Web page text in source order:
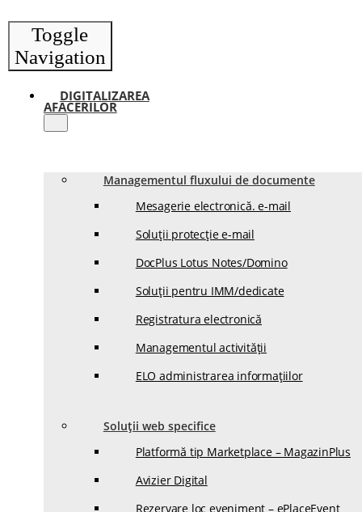
Toggle
Navigation
DIGITALIZAREA
AFACERILOR
Managementul fluxului de documente
Mesagerie electronică. e-mail
Soluții protecție e-mail
DocPlus Lotus Notes/Domino
Soluții pentru IMM/dedicate
Registratura electronică
Managementul activității
ELO administrarea informațiilor
Soluții web specifice
Platformă tip Marketplace – MagazinPlus
Avizier Digital
Rezervare loc eveniment – ePlaceEvent